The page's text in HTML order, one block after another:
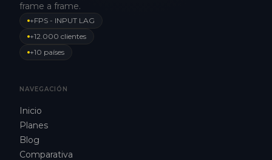
frame a frame.
+FPS - INPUT LAG
+12.000 clientes
+10 países
NAVEGACIÓN
Inicio
Planes
Blog
Comparativa